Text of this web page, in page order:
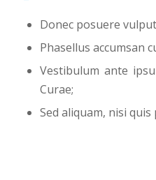
Donec posuere
Phasellus accumsan
Vestibulum ante
Curae;
Sed aliquam, nisi